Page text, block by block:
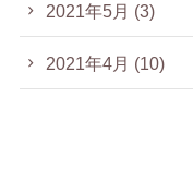
2021年5月 (3)
2021年4月 (10)